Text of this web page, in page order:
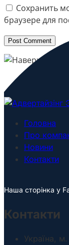
Сохранить
браузере для
Головна
Про
Новини
Контакти
Наша сторінка у
Контакти
Україна, м.